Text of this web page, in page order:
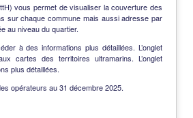
vous permet de visualiser la couverture des
sur chaque commune mais aussi adresse par
au niveau du quartier.
à des informations plus détaillées. L’onglet
cartes des territoires ultramarins. L’onglet
plus détaillées.
opérateurs au 31 décembre 2025.